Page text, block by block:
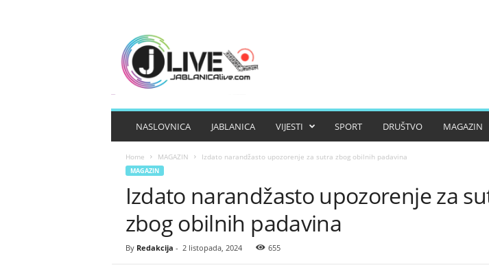
NASLOVNICA JABLANICA VIJESTI SPORT DRUŠTVO MAGAZIN
Home MAGAZIN Izdato narandžasto upozorenje za sutra zbog obilnih padavina
MAGAZIN
Izdato narandžasto upozorenje za
zbog obilnih padavina
By Redakcija - 2 listopada, 2024 655